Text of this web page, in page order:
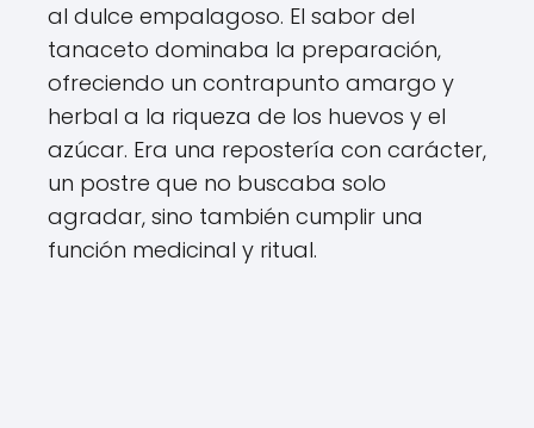
al dulce empalagoso. El sabor del
tanaceto dominaba la preparación,
ofreciendo un contrapunto amargo y
herbal a la riqueza de los huevos y el
azúcar. Era una repostería con carácter,
un postre que no buscaba solo
agradar, sino también cumplir una
función medicinal y ritual.